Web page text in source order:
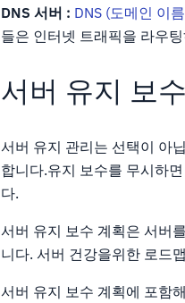
DNS 서버 : DNS (도메인 이
들은 인터넷 트래픽을 라우
서버 유지 보
서버 유지 관리는 선택이 아
합니다.유지 보수를 무시하
다.
서버 유지 보수 계획은 서버
니다. 서버 건강을위한 로드
서버 유지 보수 계획에 포함